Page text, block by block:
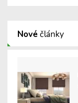
Nové články